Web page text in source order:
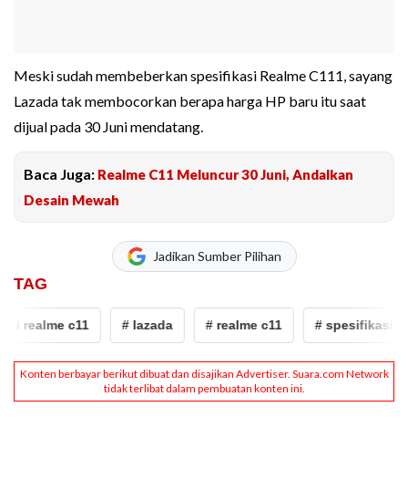
Meski sudah membeberkan spesifikasi Realme C111, sayang
Lazada tak membocorkan berapa harga HP baru itu saat
dijual pada 30 Juni mendatang.
Baca Juga: Realme C11 Meluncur 30 Juni, Andalkan
Desain Mewah
Jadikan Sumber Pilihan
TAG
realme c11 # lazada # realme c11 # spesifikasi